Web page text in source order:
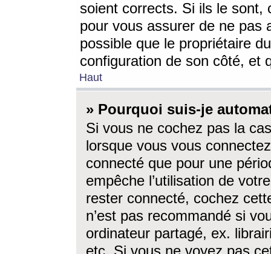
soient corrects. Si ils le sont,
pour vous assurer de ne pas
possible que le propriétaire
configuration de son côté, et
Haut
» Pourquoi suis-je
Si vous ne cochez pas la
lorsque vous vous
connecté que pour une
empêche l’utilisation de
rester connecté, cochez
n’est pas recommandé si
ordinateur partagé, ex.